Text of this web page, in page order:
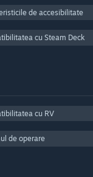
de accesibilitate
cu Steam Deck
cu RV
de operare